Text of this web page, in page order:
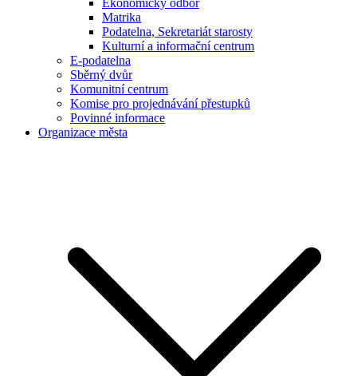
Ekonomický odbor
Matrika
Podatelna, Sekretariát starosty
Kulturní a informační centrum
E-podatelna
Sběrný dvůr
Komunitní centrum
Komise pro projednávání přestupků
Povinné informace
Organizace města